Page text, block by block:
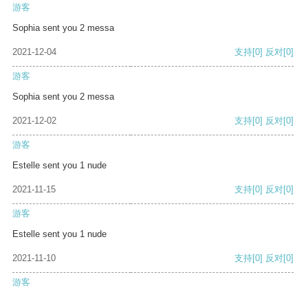
游客
Sophia sent you 2 messa
2021-12-04 支持[0] 反对[0]
游客
Sophia sent you 2 messa
2021-12-02 支持[0] 反对[0]
游客
Estelle sent you 1 nude
2021-11-15 支持[0] 反对[0]
游客
Estelle sent you 1 nude
2021-11-10 支持[0] 反对[0]
游客